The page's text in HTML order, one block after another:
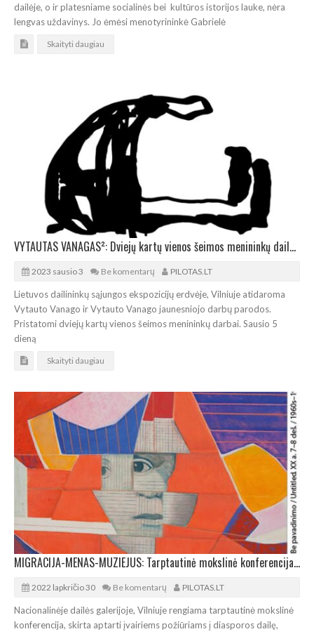
dailėje, o ir platesniame socialinės bei kultūros istorijos lauke, nėra
lengvas uždavinys. Jo ėmėsi menotyrininkė Gabrielė
Skaityti daugiau
VYTAUTAS VANAGAS²: Dviejų kartų vienos šeimos menininkų dailės paroda
2023 sausio 3 Be komentarų PILOTAS.LT
Lietuvos dailininkų sąjungos ekspozicijų erdvėje, Vilniuje atidaroma
Vytauto Vanago ir Vytauto Vanago jaunesniojo darbų parodos.
Pristatomi dviejų kartų vienos šeimos menininkų darbai. Sausio 5
dieną
Skaityti daugiau
MIGRACIJA-MENAS-MUZIEJUS: Tarptautinė mokslinė konferencija Vilniuje
2022 lapkričio 30 Be komentarų PILOTAS.LT
Nacionalinėje dailės galerijoje, Vilniuje rengiama tarptautinė mokslinė
konferencija, skirta aptarti įvairiems požiūriams į diasporos dailę,